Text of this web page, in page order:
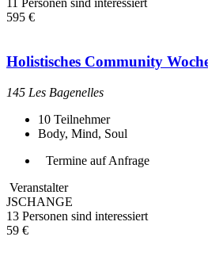
595 €
Holistisches Community
145 Les Bagenelles
10 Teilnehmer
Body, Mind, Soul
Termine auf Anfrage
Veranstalter
JSCHANGE
13 Personen sind interessiert
59 €